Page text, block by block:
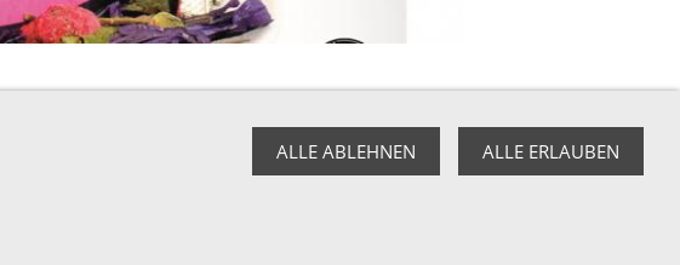
ALLE ERLAUBEN
ALLE ABLEHNEN